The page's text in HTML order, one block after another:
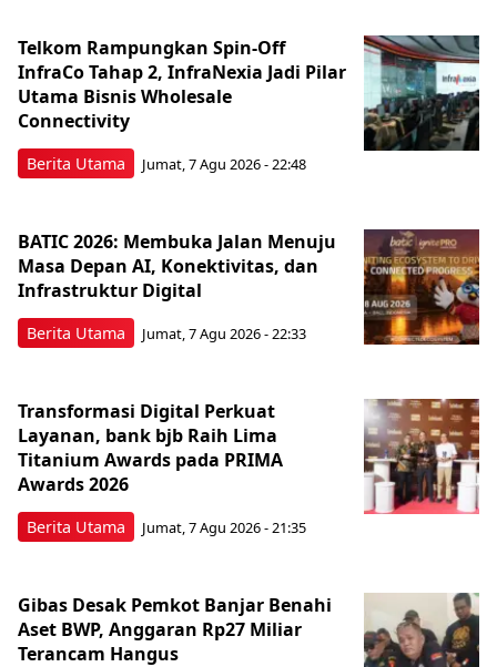
Berita Utama
Telkom Rampungkan Spin-Off
InfraCo Tahap 2, InfraNexia Jadi Pilar
Utama Bisnis Wholesale
Connectivity
Jumat, 7 Agu 2026 - 22:48
Berita Utama
BATIC 2026: Membuka Jalan Menuju
Masa Depan AI, Konektivitas, dan
Infrastruktur Digital
Jumat, 7 Agu 2026 - 22:33
Berita Utama
Transformasi Digital Perkuat
Layanan, bank bjb Raih Lima
Titanium Awards pada PRIMA
Awards 2026
Jumat, 7 Agu 2026 - 21:35
Gibas Desak Pemkot Banjar Benahi
Aset BWP, Anggaran Rp27 Miliar
Terancam Hangus